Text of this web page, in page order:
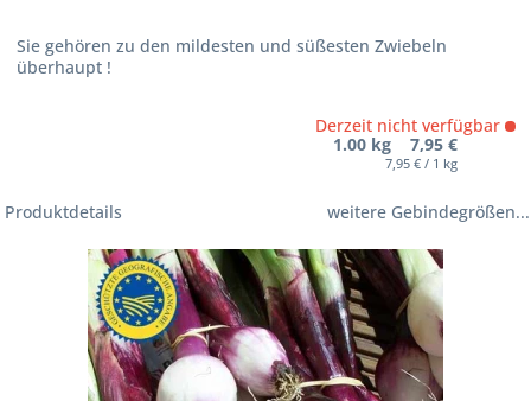
Sie gehören zu den mildesten und süßesten Zwiebeln
überhaupt !
Derzeit nicht verfügbar
1.00 kg 7,95 €
7,95 € / 1 kg
Produktdetails weitere Gebindegrößen...